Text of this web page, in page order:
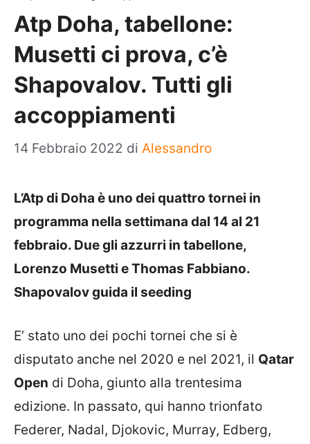
Atp Doha, tabellone:
Musetti ci prova, c’è
Shapovalov. Tutti gli
accoppiamenti
14 Febbraio 2022 di Alessandro
L’Atp di Doha è uno dei quattro tornei in
programma nella settimana dal 14 al 21
febbraio. Due gli azzurri in tabellone,
Lorenzo Musetti e Thomas Fabbiano.
Shapovalov guida il seeding
E’ stato uno dei pochi tornei che si è
disputato anche nel 2020 e nel 2021, il Qatar
Open di Doha, giunto alla trentesima
edizione. In passato, qui hanno trionfato
Federer, Nadal, Djokovic, Murray, Edberg,